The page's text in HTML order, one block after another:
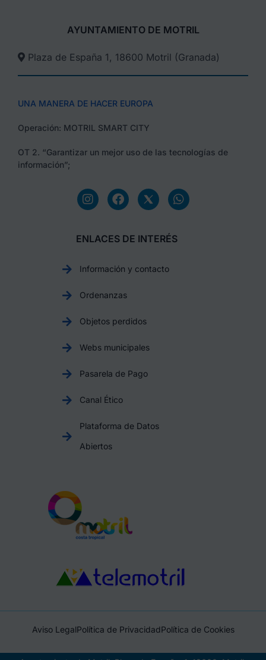
AYUNTAMIENTO DE MOTRIL
Plaza de España 1, 18600 Motril (Granada)​
UNA MANERA DE HACER EUROPA
Operación: MOTRIL SMART CITY
OT 2. “Garantizar un mejor uso de las tecnologías de
información”;
ENLACES DE INTERÉS
Información y contacto
Ordenanzas
Objetos perdidos
Webs municipales
Pasarela de Pago
Canal Ético
Plataforma de Datos
Abiertos
Aviso LegalPolítica de PrivacidadPolítica de Cookies